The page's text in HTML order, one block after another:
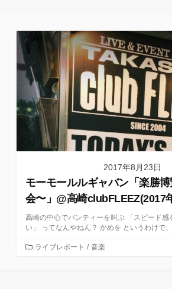
2017年8月23日
モーモールルギャバン「楽勝
会〜」@高崎clubFLEEZ(2017
高崎の中心でパンティーを叫ぶ 「スピード感
い」 ってなんやねん？ かめを というわけで
カライブレポート / 音楽